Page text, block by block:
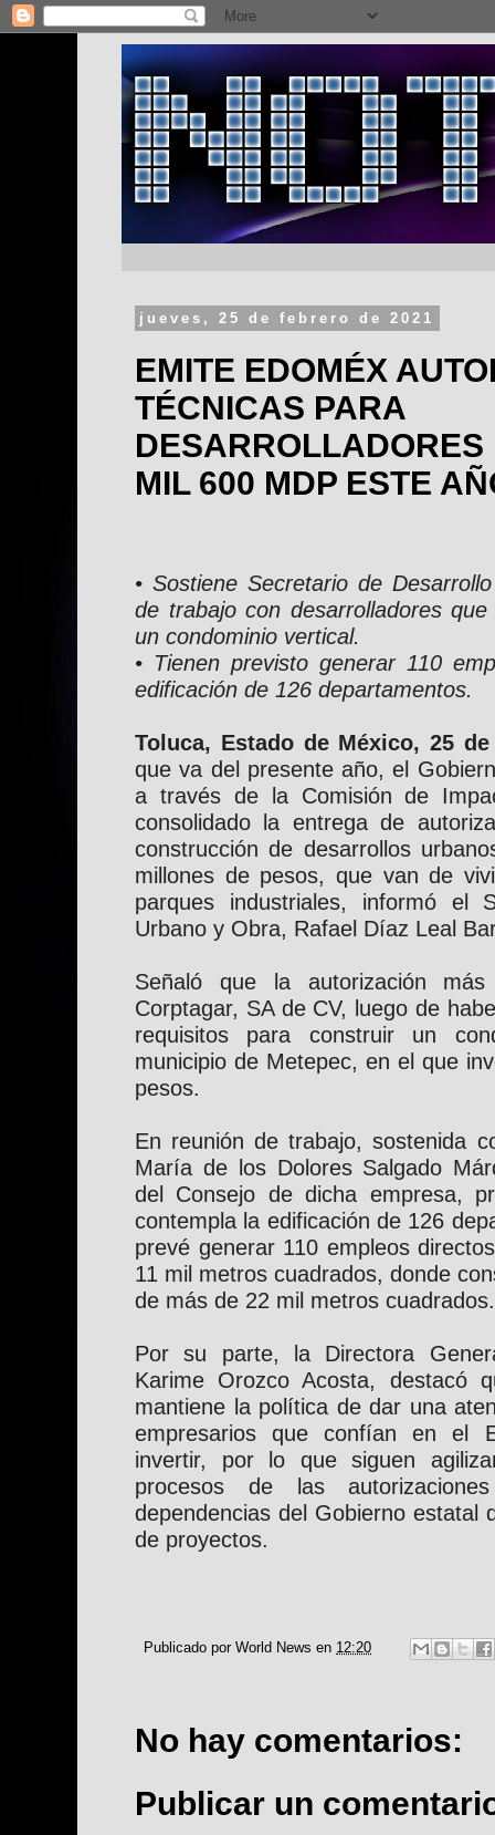
jueves, 25 de febrero de 2021
EMITE EDOMÉX
TÉCNICAS PARA
DESARROLLADORES
MIL 600 MDP ESTE
• Sostiene Secretario de
de trabajo con desarrolladores
un condominio vertical.
• Tienen previsto generar 110
edificación de 126 departamentos.
Toluca, Estado de México, 25
que va del presente año, el
a través de la Comisión de
consolidado la entrega de
construcción de desarrollos
millones de pesos, que van de
parques industriales, informó el
Urbano y Obra, Rafael Díaz Leal
Señaló que la autorización
Corptagar, SA de CV, luego de
requisitos para construir un
municipio de Metepec, en el que
pesos.
En reunión de trabajo, sostenida
María de los Dolores Salgado
del Consejo de dicha empresa,
contempla la edificación de 126
prevé generar 110 empleos
11 mil metros cuadrados, donde
de más de 22 mil metros cuadrados.
Por su parte, la Directora
Karime Orozco Acosta, destacó
mantiene la política de dar una
empresarios que confían en el
invertir, por lo que siguen
procesos de las
dependencias del Gobierno estatal
de proyectos.
Publicado por World News en 12:20
No hay comentarios:
Publicar un